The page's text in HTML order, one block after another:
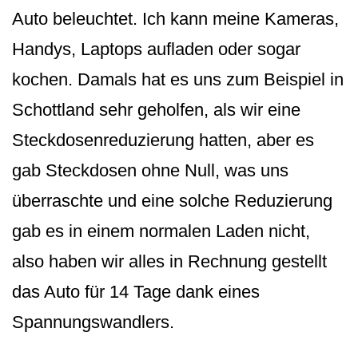
Auto beleuchtet. Ich kann meine Kameras,
Handys, Laptops aufladen oder sogar
kochen. Damals hat es uns zum Beispiel in
Schottland sehr geholfen, als wir eine
Steckdosenredu­zierung hatten, aber es
gab Steckdosen ohne Null, was uns
überraschte und eine solche Reduzierung
gab es in einem normalen Laden nicht,
also haben wir alles in Rechnung gestellt
das Auto für 14 Tage dank eines
Spannungswandlers.